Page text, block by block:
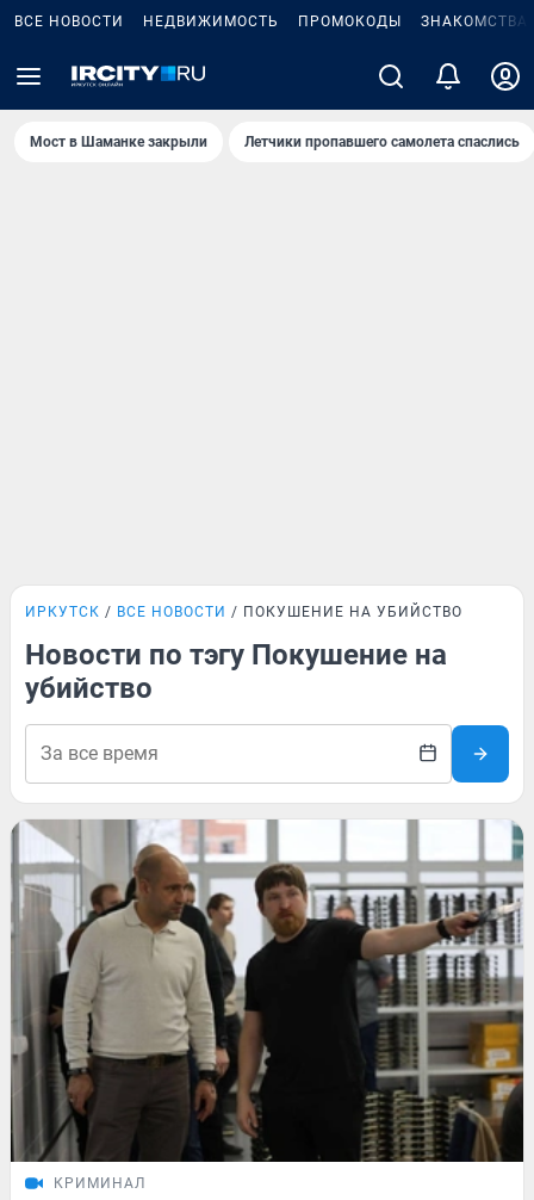
ВСЕ НОВОСТИ НЕДВИЖИМОСТЬ ПРОМОКОДЫ ЗНАКОМСТВА
Мост в Шаманке закрыли Летчики пропавшего самолета спаслись
ИРКУТСК ВСЕ НОВОСТИ ПОКУШЕНИЕ НА УБИЙСТВО
Новости по тэгу Покушение на
убийство
КРИМИНАЛ